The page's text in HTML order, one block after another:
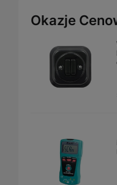
Okazje